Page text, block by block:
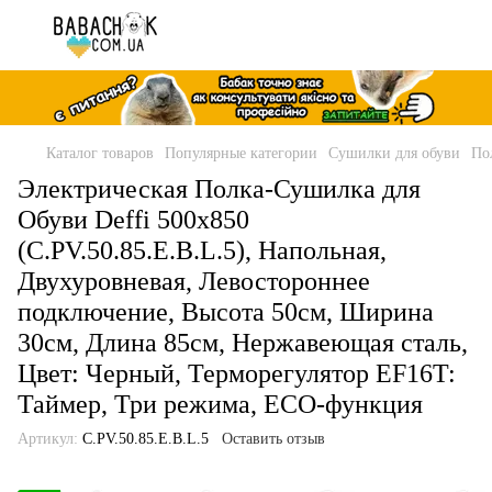
Каталог товаров Популярные категории Сушилки для обуви
Электрическая Полка-Сушилка для
Обуви Deffi 500x850
(C.PV.50.85.E.B.L.5), Напольная,
Двухуровневая, Левостороннее
подключение, Высота 50см, Ширина
30см, Длина 85см, Нержавеющая сталь,
Цвет: Черный, Терморегулятор EF16T:
Таймер, Три режима, ECO-функция
Артикул: C.PV.50.85.E.B.L.5 Оставить отзыв